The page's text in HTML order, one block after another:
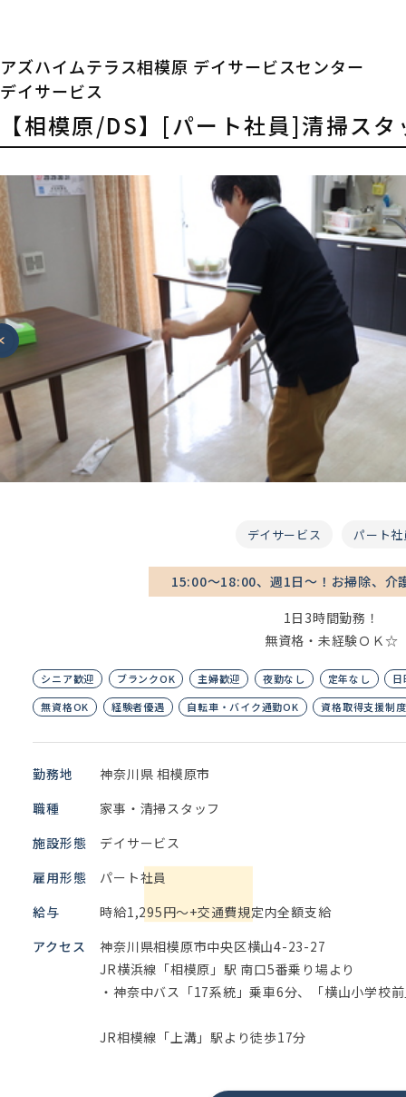
アズハイムテラス相模原 デイサービスセンター
デイサービス
【相模原/DS】[パート社員]清掃スタ
デイサービス パート社
15:00～18:00、週1日～！お掃除、介
1日3時間勤務！
無資格・未経験ＯＫ☆
シニア歓迎 ブランクOK 主婦歓迎 夜勤なし 定年なし 日
無資格OK
経験者優遇 自転車・バイク通勤OK 資格取得支援制度
勤務地
神奈川県 相模原市
職種
家事・清掃スタッフ
施設形態
デイサービス
雇用形態
パート社員
給与
時給1,295円～+交通費規定内全額支給
アクセス
神奈川県相模原市中央区横山4-23-27
JR横浜線「相模原」駅 南口5番乗り場より
・神奈中バス「17系統」乗車6分、「横山小学校
JR相模線「上溝」駅より徒歩17分